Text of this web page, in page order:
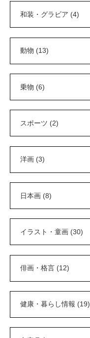
和装・グラビア (4)
動物 (13)
乗物 (6)
スポーツ (2)
洋画 (3)
日本画 (8)
イラスト・童画 (30)
俳画・格言 (12)
健康・暮らし情報 (19)